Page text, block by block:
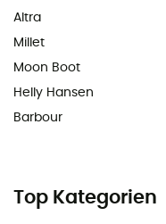
Altra
Millet
Moon Boot
Helly Hansen
Barbour
Top Kategorien